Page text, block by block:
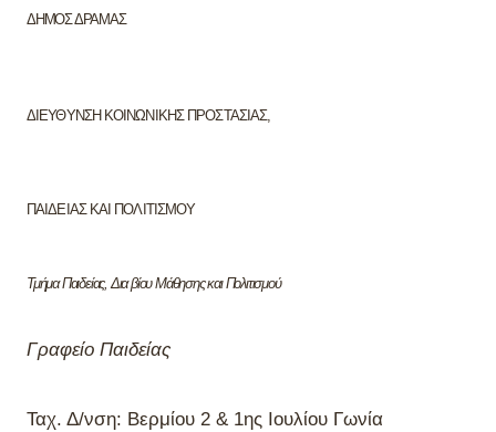
ΔΗΜΟΣ ΔΡΑΜΑΣ
ΔΙΕΥΘΥΝΣΗ ΚΟΙΝΩΝΙΚΗΣ ΠΡΟΣΤΑΣΙΑΣ,
ΠΑΙΔΕΙΑΣ ΚΑΙ ΠΟΛΙΤΙΣΜΟΥ
Τμήμα Παιδείας, Δια βίου Μάθησης και Πολιτισμού
Γραφείο Παιδείας
Ταχ. Δ/νση: Βερμίου 2 & 1ης Ιουλίου Γωνία